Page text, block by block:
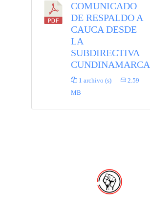
COMUNICADO
DE RESPALDO A
CAUCA DESDE
LA
SUBDIRECTIVA
CUNDINAMARCA
1 archivo (s)
2.59
MB